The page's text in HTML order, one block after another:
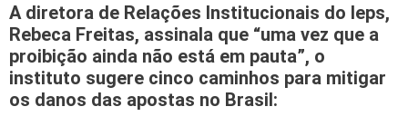
A diretora de Relações Institucionais do Ieps,
Rebeca Freitas, assinala que “uma vez que a
proibição ainda não está em pauta”, o
instituto sugere cinco caminhos para mitigar
os danos das apostas no Brasil: